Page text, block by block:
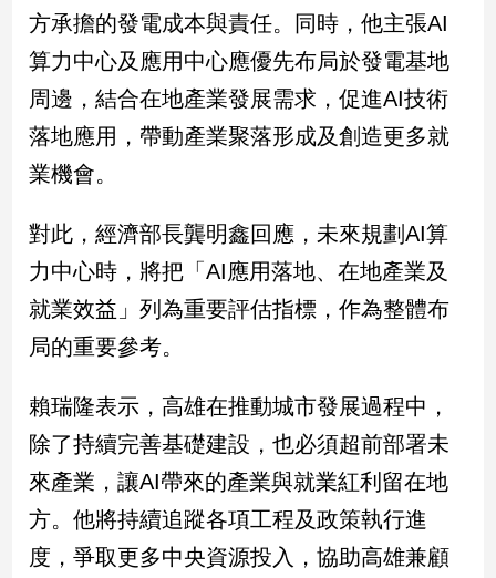
生
活
建
築/
室
設
計
旅
遊/
美
星
座/
命
理
費
健
方承擔的發電成本與責任。同時，他主張AI
算力中心及應用中心應優先布局於發電基地
周邊，結合在地產業發展需求，促進AI技術
落地應用，帶動產業聚落形成及創造更多就
業機會。
對此，經濟部長龔明鑫回應，未來規劃AI算
力中心時，將把「AI應用落地、在地產業及
就業效益」列為重要評估指標，作為整體布
局的重要參考。
賴瑞隆表示，高雄在推動城市發展過程中，
除了持續完善基礎建設，也必須超前部署未
來產業，讓AI帶來的產業與就業紅利留在地
方。他將持續追蹤各項工程及政策執行進
度，爭取更多中央資源投入，協助高雄兼顧